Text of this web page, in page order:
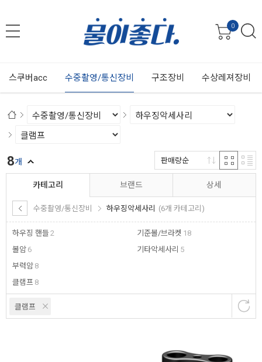
0
스쿠버acc 수중촬영/통신장비 구조장비 수상레져장비
카테고리
수중촬영/통신장비 하우징악세사리 (6개 카테고리)
하우징 핸들 2
볼암 6
부력암 8
클램프 8
기준볼/브라켓 18
기타악세사리 5
브랜드 상세
클램프
8개 판매량순